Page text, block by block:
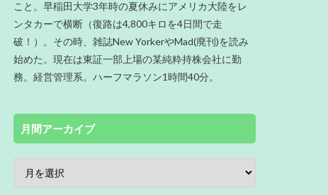
こと。早稲田大学3年時の夏休みにアメリカ大陸をレ
ンタカーで横断（復路は4,800キロを4日間で走
破！）。その時、雑誌New YorkerやMad(廃刊)を読み
始めた。現在は東証一部上場の某純粋持株会社に勤
務。経営管理系。ハーフマラソン1時間40分。
月間アーカイブ